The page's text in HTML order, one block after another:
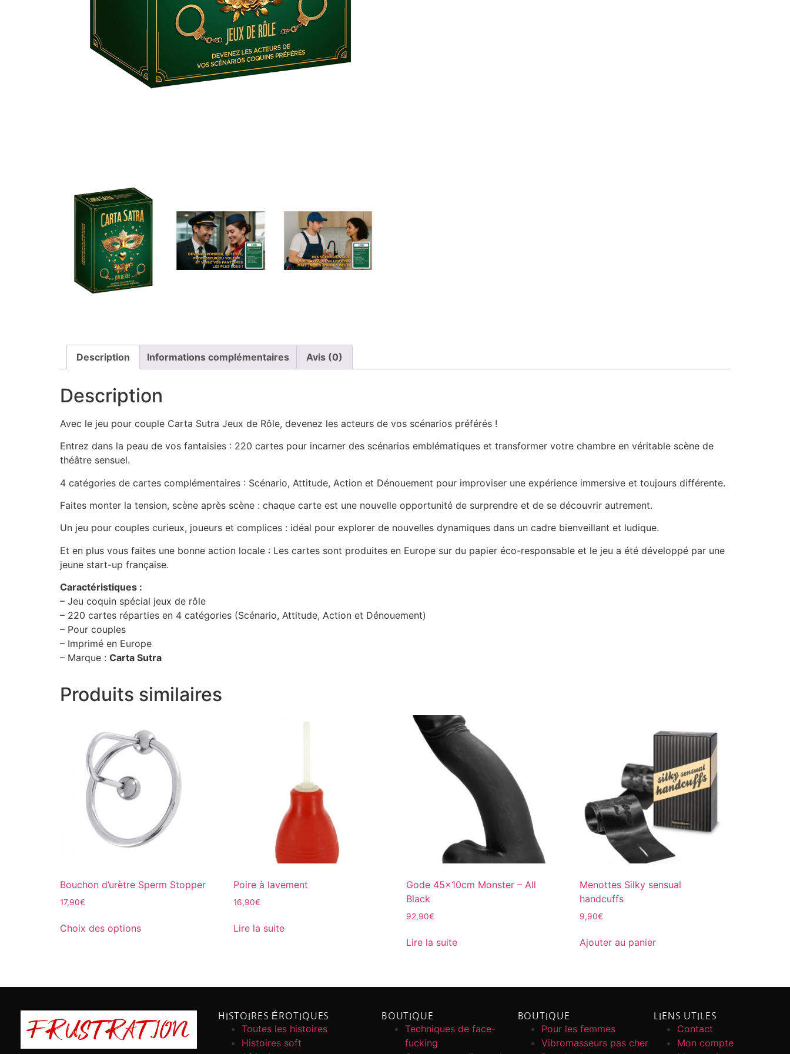
Description Informations complémentaires Avis (0)
Description
Avec le jeu pour couple Carta Sutra Jeux de Rôle, devenez les acteurs de vos scénarios préférés !
Entrez dans la peau de vos fantaisies : 220 cartes pour incarner des scénarios emblématiques et transformer votre chambre en véritable scène de
théâtre sensuel.
4 catégories de cartes complémentaires : Scénario, Attitude, Action et Dénouement pour improviser une expérience immersive et toujours différente.
Faites monter la tension, scène après scène : chaque carte est une nouvelle opportunité de surprendre et de se découvrir autrement.
Un jeu pour couples curieux, joueurs et complices : idéal pour explorer de nouvelles dynamiques dans un cadre bienveillant et ludique.
Et en plus vous faites une bonne action locale : Les cartes sont produites en Europe sur du papier éco-responsable et le jeu a été développé par une
jeune start-up française.
Caractéristiques :
– Jeu coquin spécial jeux de rôle
– 220 cartes réparties en 4 catégories (Scénario, Attitude, Action et Dénouement)
– Pour couples
– Imprimé en Europe
– Marque : Carta Sutra
Produits similaires
Bouchon d’urètre Sperm Stopper
17,90€
Choix des options
Poire à lavement
16,90€
Lire la suite
Gode 45x10cm Monster – All
Black
92,90€
Lire la suite
Menottes Silky sensual
handcuffs
9,90€
Ajouter au panier
HISTOIRES ÉROTIQUES
Toutes les histoires
Histoires soft
BOUTIQUE
Techniques de face-
fucking
BOUTIQUE
Pour les femmes
Vibromasseurs pas cher
LIENS UTILES
Contact
Mon compte